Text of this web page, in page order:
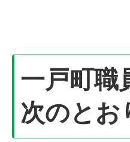
一戸町職
次のとお